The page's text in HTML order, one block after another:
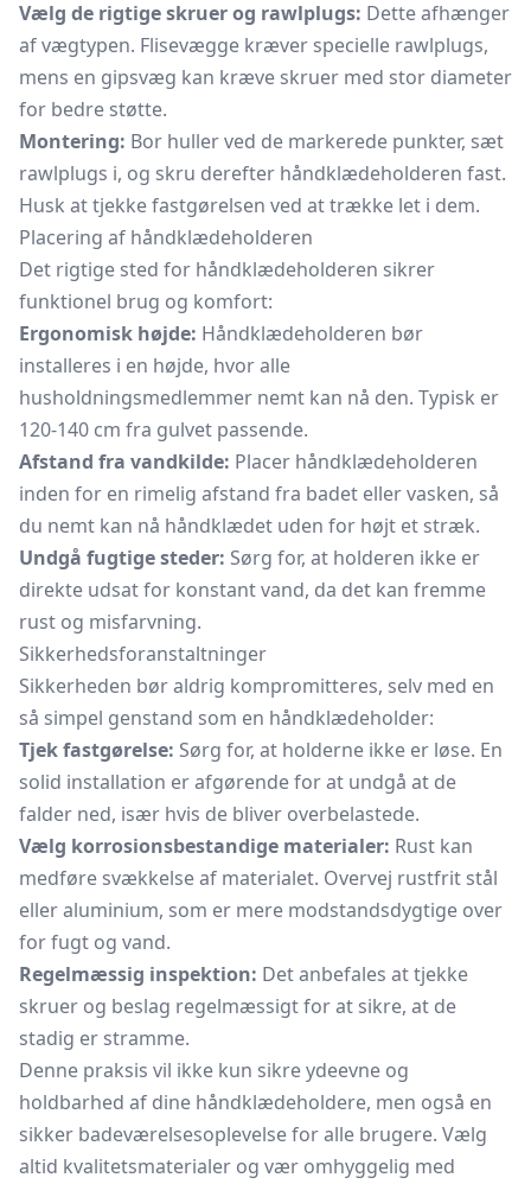
Vælg de rigtige skruer og rawlplugs: Dette afhænger
af vægtypen. Flisevægge kræver specielle rawlplugs,
mens en gipsvæg kan kræve skruer med stor diameter
for bedre støtte.
Montering: Bor huller ved de markerede punkter, sæt
rawlplugs i, og skru derefter håndklædeholderen fast.
Husk at tjekke fastgørelsen ved at trække let i dem.
Placering af håndklædeholderen
Det rigtige sted for håndklædeholderen sikrer
funktionel brug og komfort:
Ergonomisk højde: Håndklædeholderen bør
installeres i en højde, hvor alle
husholdningsmedlemmer nemt kan nå den. Typisk er
120-140 cm fra gulvet passende.
Afstand fra vandkilde: Placer håndklædeholderen
inden for en rimelig afstand fra badet eller vasken, så
du nemt kan nå håndklædet uden for højt et stræk.
Undgå fugtige steder: Sørg for, at holderen ikke er
direkte udsat for konstant vand, da det kan fremme
rust og misfarvning.
Sikkerhedsforanstaltninger
Sikkerheden bør aldrig kompromitteres, selv med en
så simpel genstand som en håndklædeholder:
Tjek fastgørelse: Sørg for, at holderne ikke er løse. En
solid installation er afgørende for at undgå at de
falder ned, især hvis de bliver overbelastede.
Vælg korrosionsbestandige materialer: Rust kan
medføre svækkelse af materialet. Overvej rustfrit stål
eller aluminium, som er mere modstandsdygtige over
for fugt og vand.
Regelmæssig inspektion: Det anbefales at tjekke
skruer og beslag regelmæssigt for at sikre, at de
stadig er stramme.
Denne praksis vil ikke kun sikre ydeevne og
holdbarhed af dine håndklædeholdere, men også en
sikker badeværelsesoplevelse for alle brugere. Vælg
altid kvalitetsmaterialer og vær omhyggelig med